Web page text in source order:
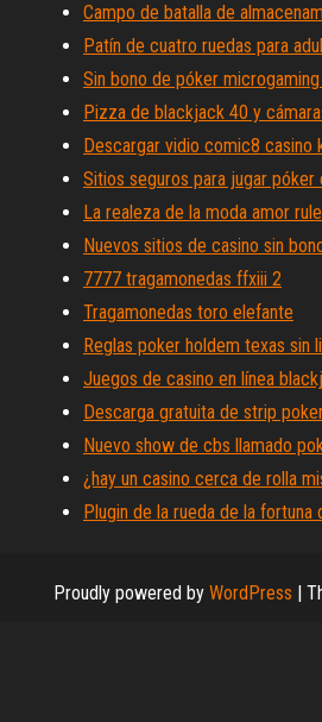
Campo de batalla de
Patín de cuatro ruedas para
Sin bono de póker
Pizza de blackjack 40 y
Descargar vidio comic8 casino
Sitios seguros para jugar póker
La realeza de la moda amor
Nuevos sitios de casino sin
7777 tragamonedas ffxiii 2
Tragamonedas toro elefante
Reglas poker holdem texas sin
Juegos de casino en línea
Descarga gratuita de strip
Nuevo show de cbs llamado
¿hay un casino cerca de rolla
Plugin de la rueda de la
Proudly powered by WordPress |